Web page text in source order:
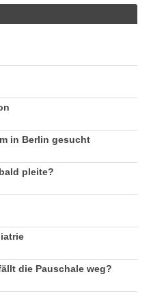
in Berlin gesucht
pleite?
die Pauschale weg?